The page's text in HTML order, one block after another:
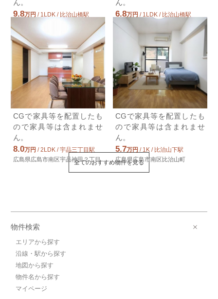
ん。
9.8万円 / 1LDK / 比治山橋駅
広島県広島市南区東雲本町３丁目
ん。
6.8万円 / 1LDK / 比治山橋駅
広島県広島市南区出汐１丁目
CGで家具等を配置したも
ので家具等は含まれませ
ん。
8.0万円 / 2LDK / 宇品三丁目駅
広島県広島市南区宇品神田２丁目
CGで家具等を配置したも
ので家具等は含まれませ
ん。
5.7万円 / 1K / 比治山下駅
広島県広島市南区比治山町
全てのおすすめ物件を見る
物件検索
エリアから探す
沿線・駅から探す
地図から探す
物件名から探す
マイページ